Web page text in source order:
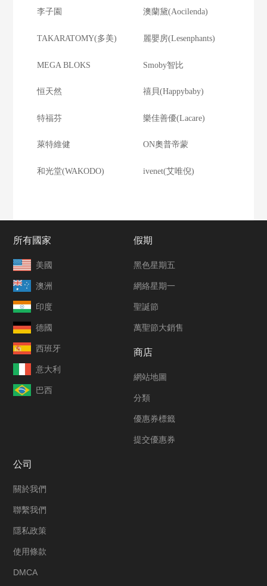
李子園 澳蘭黛(Aocilenda)
TAKARATOMY(多美) 麗嬰房(Lesenphants)
MEGA BLOKS Smoby智比
恒天然 禧貝(Happybaby)
特福芬 樂佳善優(Lacare)
萊特維健 ON奧普帝蒙
和光堂(WAKODO) ivenet(艾唯倪)
所有國家
美國
澳洲
印度
德國
西班牙
意大利
巴西
假期
黑色星期五
網絡星期一
聖誕節
萬聖節大銷售
商店
網站地圖
分類
優惠券標籤
提交優惠券
公司
關於我們
聯繫我們
隱私政策
使用條款
DMCA